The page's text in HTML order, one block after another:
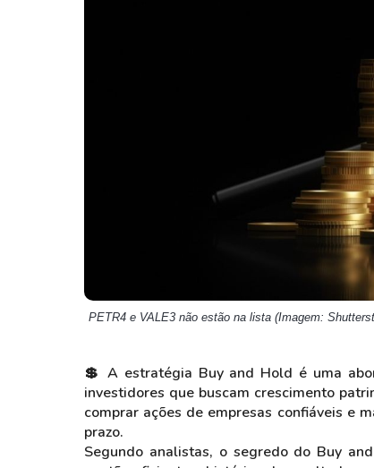
PETR4 e VALE3 não estão na lista (Imagem:
💲 A estratégia Buy and Hold é uma
investidores que buscam crescimento
comprar ações de empresas confiáveis e
prazo.
Segundo analistas, o segredo do Buy